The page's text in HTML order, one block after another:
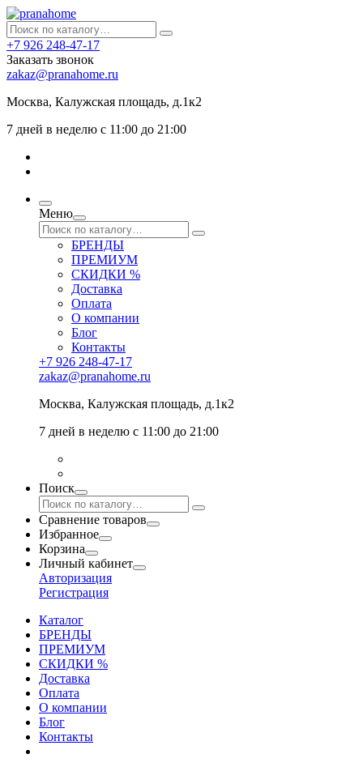
+7 926 248-47-17
Заказать звонок
zakaz@pranahome.ru
Москва, Калужская площадь, д.1к2
7 дней в неделю с 11:00 до 21:00
Меню
БРЕНДЫ
ПРЕМИУМ
СКИДКИ %
Доставка
Оплата
О компании
Блог
Контакты
+7 926 248-47-17
zakaz@pranahome.ru
Москва, Калужская площадь, д.1к2
7 дней в неделю с 11:00 до 21:00
Поиск
Сравнение товаров
Избранное
Корзина
Личный кабинет
Авторизация
Регистрация
Каталог
БРЕНДЫ
ПРЕМИУМ
СКИДКИ %
Доставка
Оплата
О компании
Блог
Контакты